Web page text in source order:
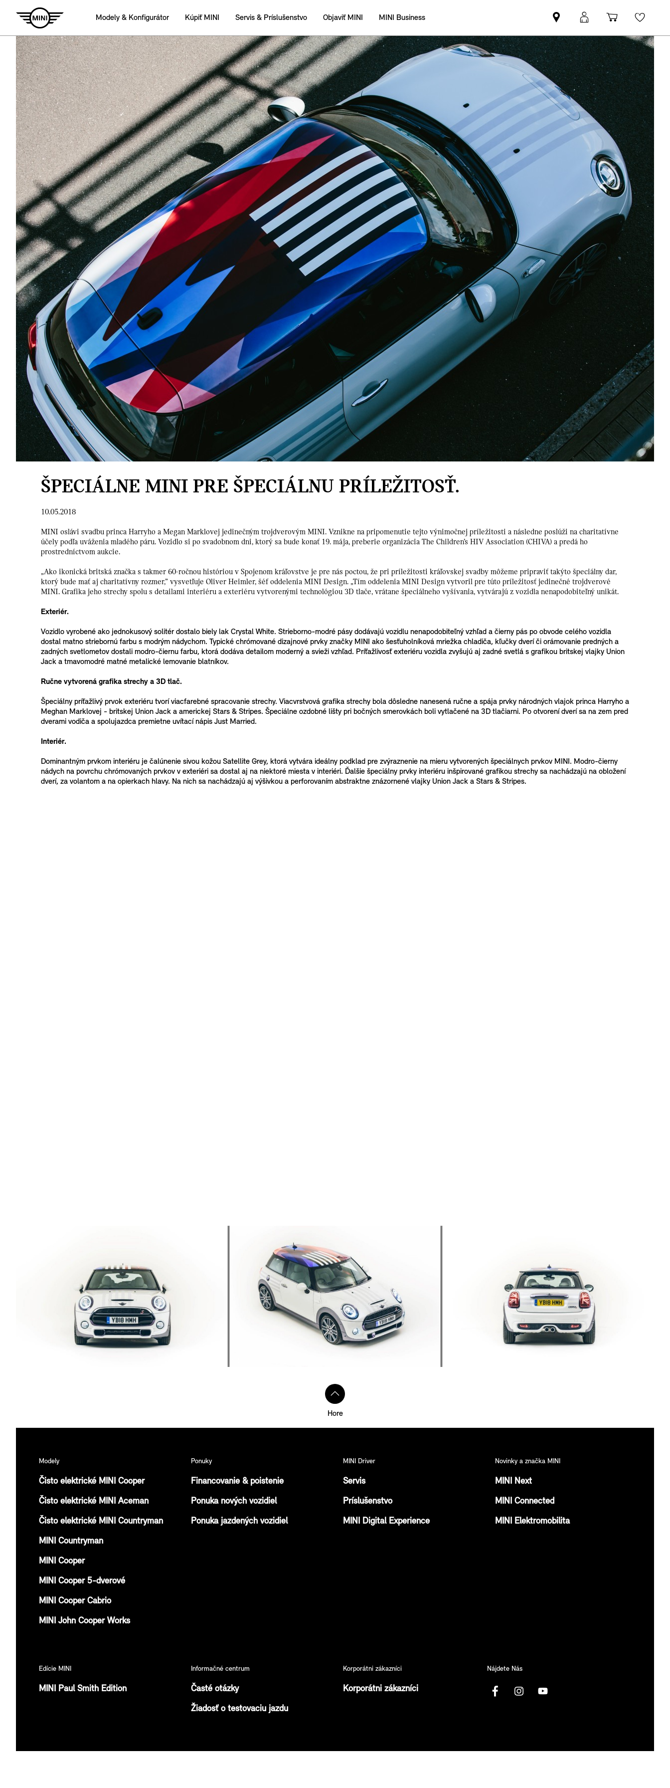
Modely & Konfigurátor Kúpiť MINI Servis & Príslušenstvo Objaviť MINI MINI Business
Nájsť
MINI
partnera
MyMINI
prihlásenie
Nákupný
košík
ŠPECIÁLNE MINI PRE ŠPECIÁLNU PRÍLEŽITOSŤ.
10.05.2018
MINI oslávi svadbu princa Harryho a Megan Marklovej jedinečným trojdverovým MINI. Vznikne na pripomenutie tejto výnimočnej príležitosti a následne poslúži na charitatívne
účely podľa uváženia mladého páru. Vozidlo si po svadobnom dni, ktorý sa bude konať 19. mája, preberie organizácia The Children’s HIV Association (CHIVA) a predá ho
prostredníctvom aukcie.
„Ako ikonická britská značka s takmer 60-ročnou históriou v Spojenom kráľovstve je pre nás poctou, že pri príležitosti kráľovskej svadby môžeme pripraviť takýto špeciálny dar,
ktorý bude mať aj charitatívny rozmer,” vysvetľuje Oliver Heimler, šéf oddelenia MINI Design. „Tím oddelenia MINI Design vytvoril pre túto príležitosť jedinečné trojdverové
MINI. Grafika jeho strechy spolu s detailami interiéru a exteriéru vytvorenými technológiou 3D tlače, vrátane špeciálneho vyšívania, vytvárajú z vozidla nenapodobiteľný unikát.
Exteriér.
Vozidlo vyrobené ako jednokusový solitér dostalo biely lak Crystal White. Strieborno-modré pásy dodávajú vozidlu nenapodobiteľný vzhľad a čierny pás po obvode celého vozidla
dostal matno striebornú farbu s modrým nádychom. Typické chrómované dizajnové prvky značky MINI ako šesťuholníková mriežka chladiča, kľučky dverí či orámovanie predných a
zadných svetlometov dostali modro-čiernu farbu, ktorá dodáva detailom moderný a svieži vzhľad. Príťažlivosť exteriéru vozidla zvyšujú aj zadné svetlá s grafikou britskej vlajky Union
Jack a tmavomodré matné metalické lemovanie blatníkov.
Ručne vytvorená grafika strechy a 3D tlač.
Špeciálny príťažlivý prvok exteriéru tvorí viacfarebné spracovanie strechy. Viacvrstvová grafika strechy bola dôsledne nanesená ručne a spája prvky národných vlajok princa Harryho a
Meghan Marklovej - britskej Union Jack a americkej Stars & Stripes. Špeciálne ozdobné lišty pri bočných smerovkách boli vytlačené na 3D tlačiarni. Po otvorení dverí sa na zem pred
dverami vodiča a spolujazdca premietne uvítací nápis Just Married.
Interiér.
Dominantným prvkom interiéru je čalúnenie sivou kožou Satellite Grey, ktorá vytvára ideálny podklad pre zvýraznenie na mieru vytvorených špeciálnych prvkov MINI. Modro-čierny
nádych na povrchu chrómovaných prvkov v exteriéri sa dostal aj na niektoré miesta v interiéri. Ďalšie špeciálny prvky interiéru inšpirované grafikou strechy sa nachádzajú na obložení
dverí, za volantom a na opierkach hlavy. Na nich sa nachádzajú aj výšivkou a perforovaním abstraktne znázornené vlajky Union Jack a Stars & Stripes.
Hore
Modely
Čisto elektrické MINI Cooper
Čisto elektrické MINI Aceman
Čisto elektrické MINI Countryman
MINI Countryman
MINI Cooper
MINI Cooper 5-dverové
MINI Cooper Cabrio
MINI John Cooper Works
Ponuky
Financovanie & poistenie
Ponuka nových vozidiel
Ponuka jazdených vozidiel
MINI Driver
Servis
Príslušenstvo
MINI Digital Experience
Novinky a značka MINI
MINI Next
MINI Connected
MINI Elektromobilita
Edície MINI
MINI Paul Smith Edition
Informačné centrum
Časté otázky
Žiadosť o testovaciu jazdu
Korporátni zákazníci
Korporátni zákazníci
Nájdete Nás